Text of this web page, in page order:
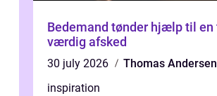
Bedemand tønder hjælp til en tryg og
værdig afsked
30 july 2026
Thomas Andersen
inspiration